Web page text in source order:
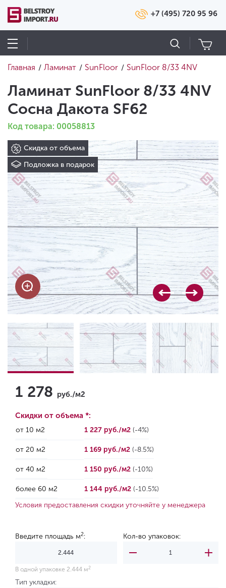
+7 (495) 720 95 96
Главная / Ламинат / SunFloor / SunFloor 8/33 4NV
Ламинат SunFloor 8/33 4NV
Сосна Дакота SF62
Код товара: 00058813
Скидка от объема
Подложка в подарок
1 278 руб./м2
Скидки от объема *:
от 10 м2 1 227 руб./м2 (-4%)
от 20 м2 1 169 руб./м2 (-8.5%)
от 40 м2 1 150 руб./м2 (-10%)
более 60 м2 1 144 руб./м2 (-10.5%)
Условия предоставления скидки уточняйте у менеджера
Введите площадь м2: Кол-во упаковок:
В одной упаковке 2.444 м 2
Тип укладки: